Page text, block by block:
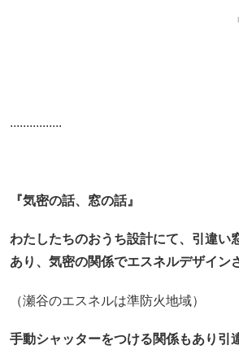
................
『気密の話、窓の話』
わたしたちのおうち設計にて、引違い
あり、気密の関係でエスネルデザイン
（瀬谷のエスネルは準防火地域）
手動シャッターをつける関係もあり引